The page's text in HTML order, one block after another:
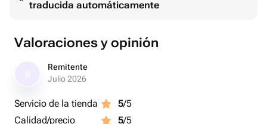
traducida automáticamente
Valoraciones y opinión
Remitente
Julio 2026
Servicio de la tienda 5/5
Calidad/precio
5/5